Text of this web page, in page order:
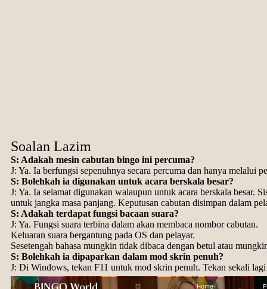
Soalan Lazim
S: Adakah mesin cabutan bingo ini percuma?
J: Ya. Ia berfungsi sepenuhnya secara percuma dan hanya melalui
S: Bolehkah ia digunakan untuk acara berskala besar?
J: Ya. Ia selamat digunakan walaupun untuk acara berskala besar.
untuk jangka masa panjang. Keputusan cabutan disimpan dalam
S: Adakah terdapat fungsi bacaan suara?
J: Ya. Fungsi suara terbina dalam akan membaca nombor cabutan.
Keluaran suara bergantung pada OS dan pelayar.
Sesetengah bahasa mungkin tidak dibaca dengan betul atau
S: Bolehkah ia dipaparkan dalam mod skrin penuh?
J: Di Windows, tekan F11 untuk mod skrin penuh. Tekan sekali